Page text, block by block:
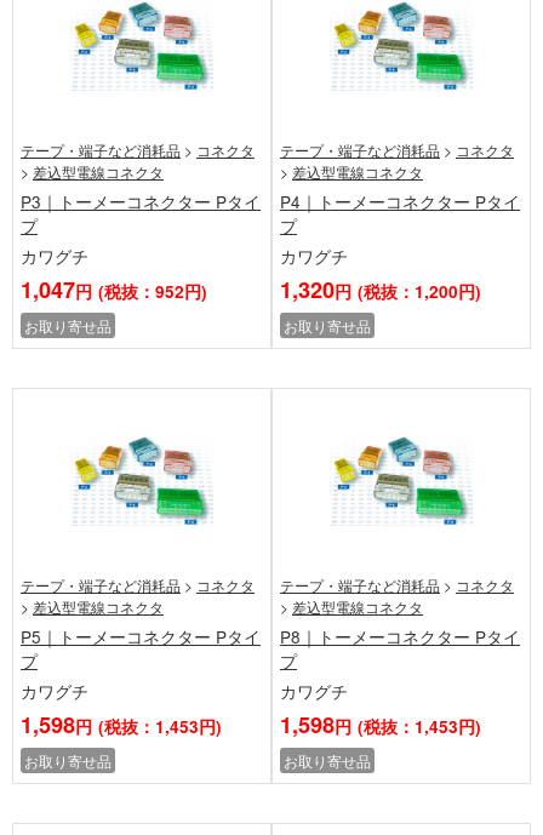
テープ・端子など消耗品 > コネクタ
> 差込型電線コネクタ
P3｜トーメーコネクター Pタイ
プ
カワグチ
1,047円 (税抜：952円)
お取り寄せ品
テープ・端子など消耗品 > コネクタ
> 差込型電線コネクタ
P4｜トーメーコネクター Pタイ
プ
カワグチ
1,320円 (税抜：1,200円)
お取り寄せ品
テープ・端子など消耗品 > コネクタ
> 差込型電線コネクタ
P5｜トーメーコネクター Pタイ
プ
カワグチ
1,598円 (税抜：1,453円)
お取り寄せ品
テープ・端子など消耗品 > コネクタ
> 差込型電線コネクタ
P8｜トーメーコネクター Pタイ
プ
カワグチ
1,598円 (税抜：1,453円)
お取り寄せ品